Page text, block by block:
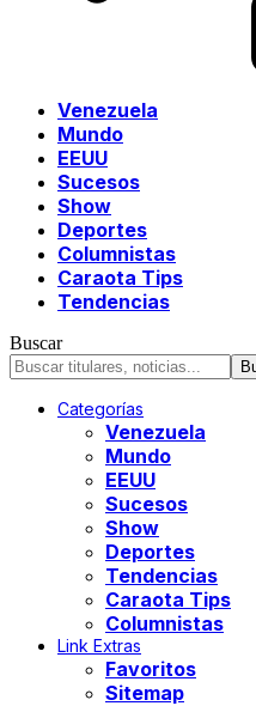
Venezuela
Mundo
EEUU
Sucesos
Show
Deportes
Columnistas
Caraota Tips
Tendencias
Buscar
Categorías
Venezuela
Mundo
EEUU
Sucesos
Show
Deportes
Tendencias
Caraota Tips
Columnistas
Link Extras
Favoritos
Sitemap